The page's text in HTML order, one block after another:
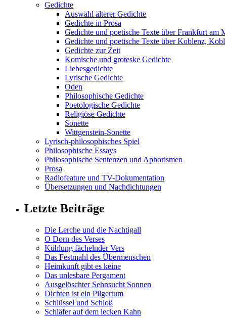
Gedichte
Auswahl älterer Gedichte
Gedichte in Prosa
Gedichte und poetische Texte über Frankfurt am
Gedichte und poetische Texte über Koblenz,
Gedichte zur Zeit
Komische und groteske Gedichte
Liebesgedichte
Lyrische Gedichte
Oden
Philosophische Gedichte
Poetologische Gedichte
Religiöse Gedichte
Sonette
Wittgenstein-Sonette
Lyrisch-philosophisches Spiel
Philosophische Essays
Philosophische Sentenzen und Aphorismen
Prosa
Radiofeature und TV-Dokumentation
Übersetzungen und Nachdichtungen
Letzte Beiträge
Die Lerche und die Nachtigall
O Dorn des Verses
Kühlung fächelnder Vers
Das Festmahl des Übermenschen
Heimkunft gibt es keine
Das unlesbare Pergament
Ausgelöschter Sehnsucht Sonnen
Dichten ist ein Pilgertum
Schlüssel und Schloß
Schläfer auf dem lecken Kahn